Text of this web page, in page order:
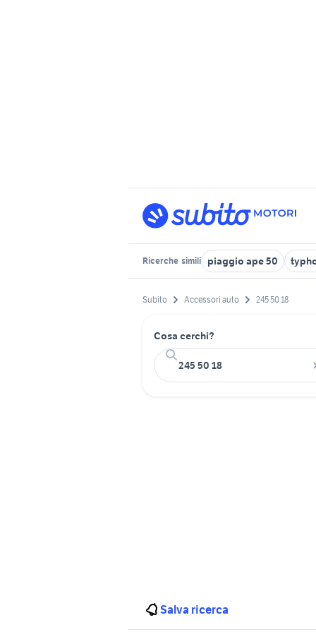
Ricerche simili piaggio ape 50
Subito Accessori auto 245 50 18
Cosa cerchi?
Salva ricerca